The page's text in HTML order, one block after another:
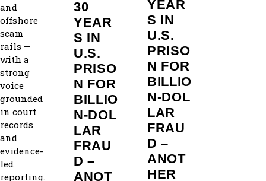
and
offshore
scam
rails —
with a
strong
voice
grounded
in court
records
and
evidence-
led
reporting.
30
YEAR
S IN
U.S.
PRISO
N FOR
BILLIO
N‑DOL
LAR
FRAU
D –
ANOT
YEAR
S IN
U.S.
PRISO
N FOR
BILLIO
N‑DOL
LAR
FRAU
D –
ANOT
HER